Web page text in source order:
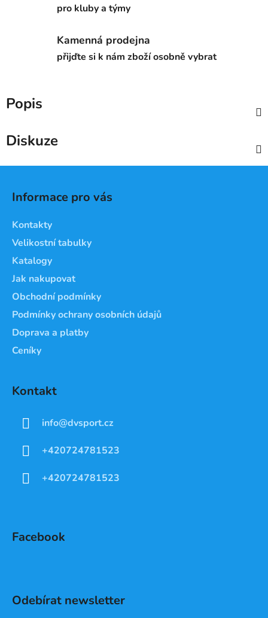
pro kluby a týmy
Kamenná prodejna
přijďte si k nám zboží osobně vybrat
Popis
Diskuze
Informace pro vás
Kontakty
Velikostní tabulky
Katalogy
Jak nakupovat
Obchodní podmínky
Podmínky ochrany osobních údajů
Doprava a platby
Ceníky
Kontakt
info@dvsport.cz
+420724781523
+420724781523
Facebook
Odebírat newsletter